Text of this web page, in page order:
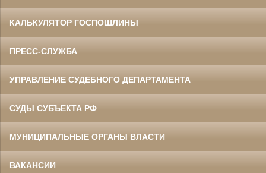
КАЛЬКУЛЯТОР ГОСПОШЛИНЫ
ПРЕСС-СЛУЖБА
УПРАВЛЕНИЕ СУДЕБНОГО ДЕПАРТАМЕНТА
СУДЫ СУБЪЕКТА РФ
МУНИЦИПАЛЬНЫЕ ОРГАНЫ ВЛАСТИ
ВАКАНСИИ